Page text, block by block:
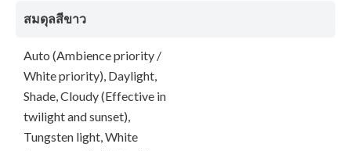
สมดุลสีขาว
Auto (Ambience priority /
White priority), Daylight,
Shade, Cloudy (Effective in
twilight and sunset),
Tungsten light, White